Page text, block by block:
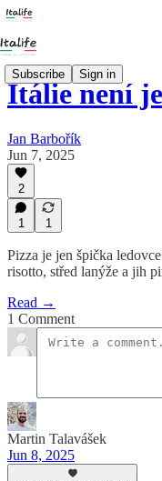
Subscribe Sign in
Itálie není
Jan Barbořík
Jun 7, 2025
2
1 1
Pizza je jen špička
risotto, střed lanýže a jih
Read →
1 Comment
Martin Talavášek
Jun 8, 2025